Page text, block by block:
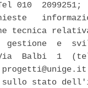
010  2099251;
tecnica
gestione  e
Balbi  1
sullo stato